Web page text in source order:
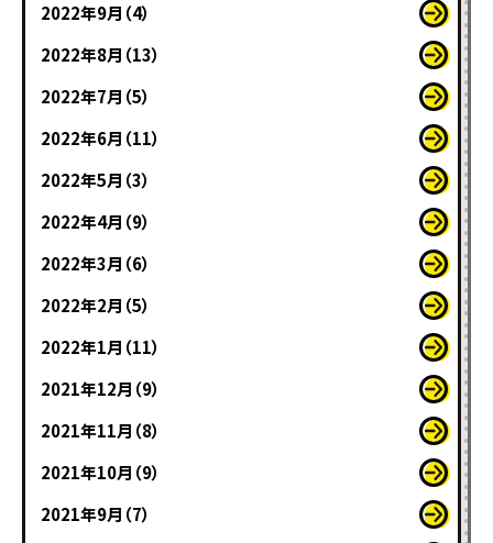
2022年9月（4）
2022年8月（13）
2022年7月（5）
2022年6月（11）
2022年5月（3）
2022年4月（9）
2022年3月（6）
2022年2月（5）
2022年1月（11）
2021年12月（9）
2021年11月（8）
2021年10月（9）
2021年9月（7）